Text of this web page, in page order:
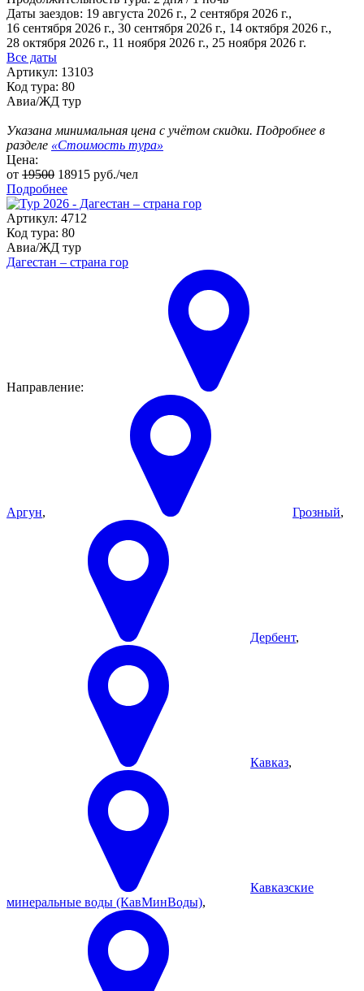
Даты заездов: 19 августа 2026 г., 2 сентября 2026 г.,
16 сентября 2026 г., 30 сентября 2026 г., 14 октября 2026 г.,
28 октября 2026 г., 11 ноября 2026 г., 25 ноября 2026 г.
Все даты
Артикул: 13103
Код тура: 80
Авиа/ЖД тур
Указана минимальная цена с учётом скидки. Подробнее в
разделе «Стоимость тура»
Цена:
от 19500 18915 руб./чел
Подробнее
Артикул: 4712
Код тура: 80
Авиа/ЖД тур
Дагестан – страна гор
Направление:
Аргун, Грозный,
Дербент,
Кавказ,
Кавказские
минеральные воды (КавМинВоды),